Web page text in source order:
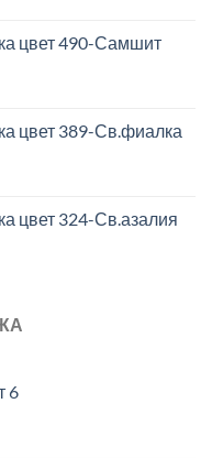
цвет 490-Самшит
цвет 389-Св.фиалка
цвет 324-Св.азалия
6